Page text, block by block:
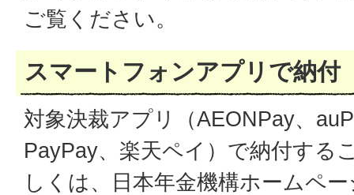
ご覧ください。
スマートフォンアプリで納付
対象決裁アプリ（AEONPay、
PayPay、楽天ペイ）で納付する
しくは、日本年金機構ホームペ